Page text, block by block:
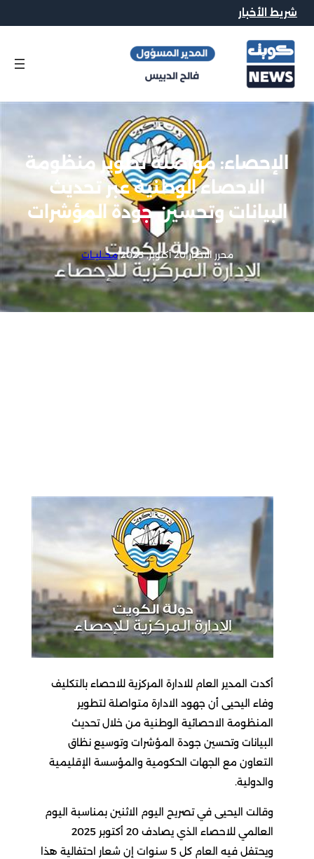
شريط الأخبار
الإحصاء: مواصلة تطوير منظومة
الاحصاء الوطنية عبر تحديث
البيانات وتحسين جودة المؤشرات
محرر الاخبار|20 أكتوبر, 2025 |محــليــات
أكدت المدير العام للادارة المركزية للاحصاء بالتكليف
وفاء اليحيى أن جهود الادارة متواصلة لتطوير
المنظومة الاحصائية الوطنية من خلال تحديث
البيانات وتحسين جودة المؤشرات وتوسيع نظاق
التعاون مع الجهات الحكومية والمؤسسة الإقليمية
والدولية.
وقالت اليحيى في تصريح اليوم الاثنين بمناسبة اليوم
العالمي للاحصاء الذي يصادف 20 أكتوبر 2025
ويحتفل فيه العام كل 5 سنوات إن شعار احتفالية هذا